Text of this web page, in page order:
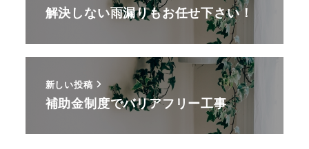
解決しない雨漏りもお任せ下さい！
新しい投稿
補助金制度でバリアフリー工事